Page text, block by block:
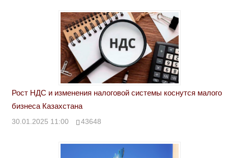
Рост НДС и изменения налоговой системы коснутся малого
бизнеса Казахстана
30.01.2025 11:00 43648